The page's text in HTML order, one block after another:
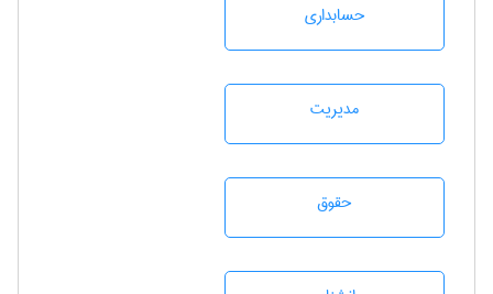
حسابداری
مديريت
حقوق